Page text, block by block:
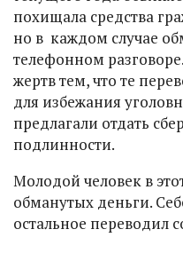
похищала средства
но в каждом случае
телефонном
жертв тем, что те
для избежания
предлагали отдать
подлинности.
Молодой человек в
обманутых деньги.
остальное переводил